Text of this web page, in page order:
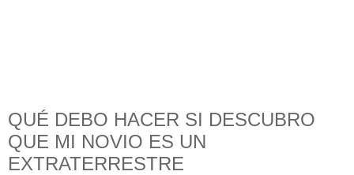
QUÉ DEBO HACER SI DESCUBRO
QUE MI NOVIO ES UN
EXTRATERRESTRE